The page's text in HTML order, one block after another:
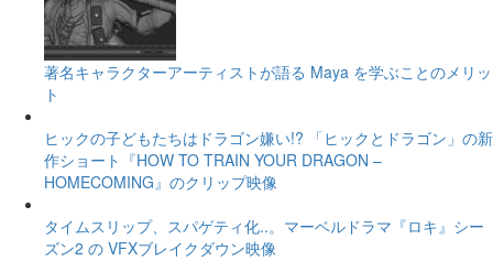
著名キャラクターアーティストが語る Maya を学ぶことのメリッ
ト
ヒックの子どもたちはドラゴン嫌い!? 「ヒックとドラゴン」の新
作ショート『HOW TO TRAIN YOUR DRAGON –
HOMECOMING』のクリップ映像
タイムスリップ、スパゲティ化..。マーベルドラマ『ロキ』シー
ズン2 の VFXブレイクダウン映像